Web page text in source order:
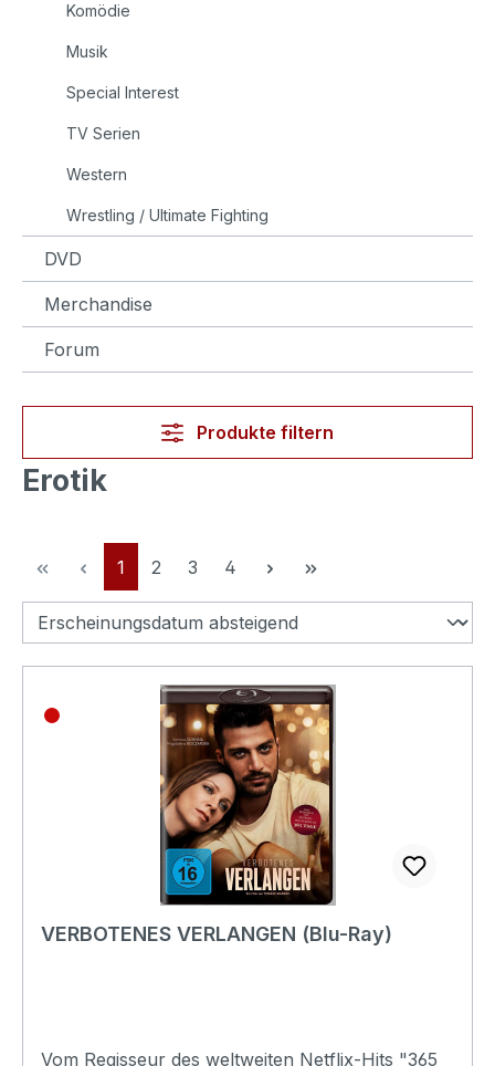
Komödie
Musik
Special Interest
TV Serien
Western
Wrestling / Ultimate Fighting
DVD
Merchandise
Forum
Produkte filtern
Erotik
Seite
1 Seite
2 Seite
3 Seite
4
VERBOTENES VERLANGEN (Blu-Ray)
Vom Regisseur des weltweiten Netflix-Hits "365